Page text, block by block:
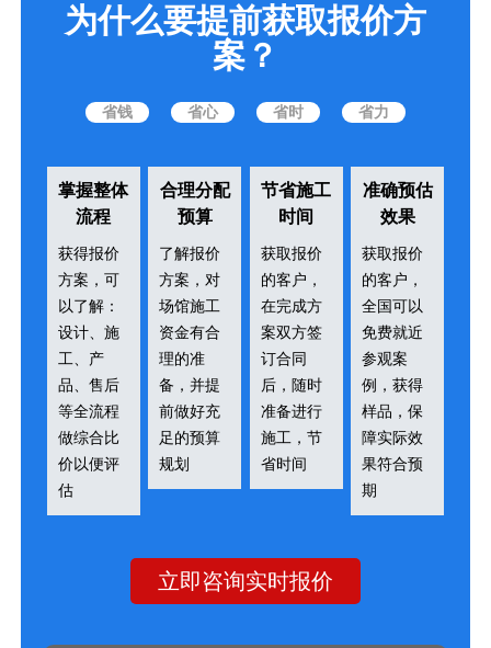
为什么要提前获取报价方
案？
省钱 省心 省时 省力
掌握整体
流程
获得报价
方案，可
以了解：
设计、施
工、产
品、售后
等全流程
做综合比
价以便评
估
合理分配
预算
了解报价
方案，对
场馆施工
资金有合
理的准
备，并提
前做好充
足的预算
规划
节省施工
时间
获取报价
的客户，
在完成方
案双方签
订合同
后，随时
准备进行
施工，节
省时间
准确预估
效果
获取报价
的客户，
全国可以
免费就近
参观案
例，获得
样品，保
障实际效
果符合预
期
立即咨询实时报价